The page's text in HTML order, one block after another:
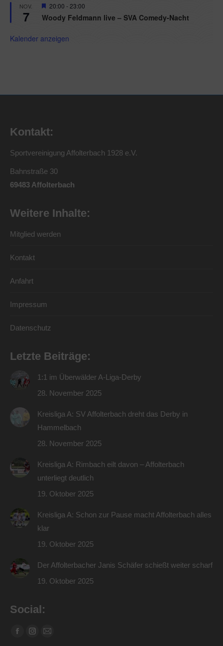
NOV.
7
Hervorgehoben
20:00 -23:00
Woody Feldmann live – SVA Comedy-Nacht
Kalender anzeigen
Kontakt:
Sportvereinigung Affolterbach 1928 e.V.
Bahnstraße 30
69483 Affolterbach
Weitere Inhalte:
Mitglied werden
Kontakt
Anfahrt
Impressum
Datenschutz
Letzte Beiträge:
1:1 im Überwälder A-Liga-Derby
28. November 2025
Kreisliga A: SV Affolterbach dreht das Derby in
Hammelbach
28. November 2025
Kreisliga A: Rimbach eilt davon – Affolterbach
unterliegt deutlich
19. Oktober 2025
Kreisliga A: Schon zur Pause macht Affolterbach alles
klar
19. Oktober 2025
Der Affolterbacher Janis Schäfer schießt weiter scharf
19. Oktober 2025
Social:
Finden Sie uns auf:
Facebook
Instagram
E-